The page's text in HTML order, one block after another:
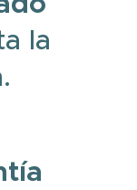
la